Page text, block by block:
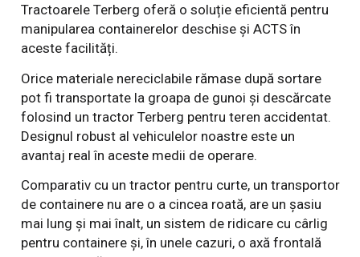
Tractoarele Terberg oferă o soluție eficientă pentru
manipularea containerelor deschise și ACTS în
aceste facilități.
Orice materiale nereciclabile rămase după sortare
pot fi transportate la groapa de gunoi și descărcate
folosind un tractor Terberg pentru teren accidentat.
Designul robust al vehiculelor noastre este un
avantaj real în aceste medii de operare.
Comparativ cu un tractor pentru curte, un transportor
de containere nu are o a cincea roată, are un șasiu
mai lung și mai înalt, un sistem de ridicare cu cârlig
pentru containere și, în unele cazuri, o axă frontală